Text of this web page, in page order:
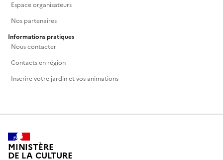
Espace organisateurs
Nos partenaires
Informations pratiques
Nous contacter
Contacts en région
Inscrire votre jardin et vos animations
MINISTÈRE
DE LA CULTURE